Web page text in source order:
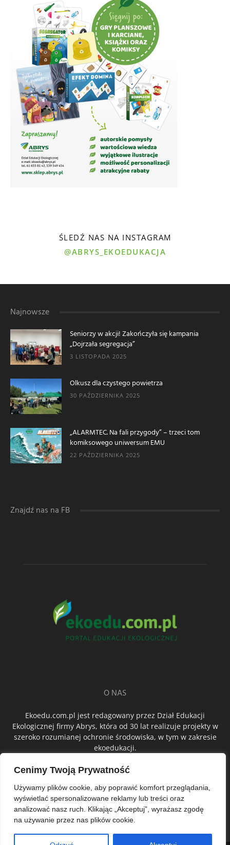
Cenimy Twoją Prywatność
Używamy plików cookie, aby poprawić komfort przeglądania,
wyświetlać spersonalizowane reklamy lub treści oraz
analizować nasz ruch. Klikając „Akceptuj”, wyrażasz zgodę
na używanie przez nas plików cookie.
ŚLEDŹ NAS NA INSTAGRAM
@ABRYS_EKOEDUKACJA
Najnowsze
Seniorzy w akcji! Zakończyła się kampania
„Dojrzała segregacja”
3 LISTOPADA 2025
Olkusz dla czystego powietrza
30 PAŹDZIERNIKA 2025
„ALARMTEC. Na fali przygody” – trzeci tom
komiksowego uniwersum EMU
22 PAŹDZIERNIKA 2025
Znajdź nas na FB
O NAS
Ekoedu.com.pl jest redagowany przez Dział Edukacji
Ekologicznej firmy Abrys, która od 30 lat realizuje projekty w
szeroko rozumianej ochronie środowiska, w tym w zakresie
ekoedukacji.
ŚLEDŹ NAS